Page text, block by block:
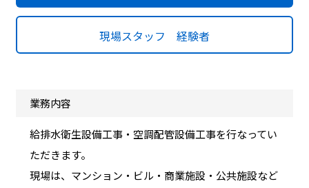
現場スタッフ 経験者
業務内容
給排水衛生設備工事・空調配管設備工事を行なってい
ただきます。
現場は、マンション・ビル・商業施設・公共施設など